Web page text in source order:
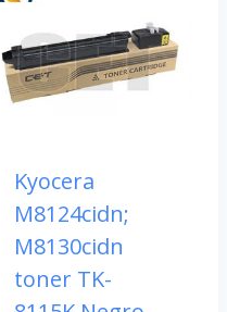
Kyocera
M8124cidn;
M8130cidn
toner TK-